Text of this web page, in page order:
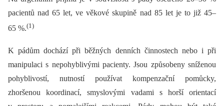
pacientů nad 65 let, ve věkové skupině nad 85 let je to již 45–
65 %.(1)
K pádům dochází při běžných denních činnostech nebo i při
manipulaci s nepohyblivými pacienty. Jsou způsobeny sníženou
pohyblivostí, nutností používat kompenzační pomůcky,
zhoršenou koordinací, smyslovými vadami s horší orientací